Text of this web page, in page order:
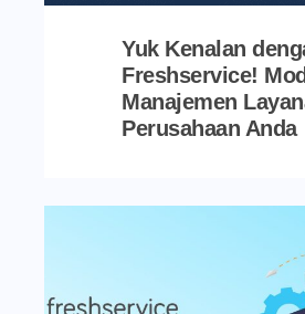
Yuk Kenalan
Freshservice!
Manajemen
Perusahaan Anda